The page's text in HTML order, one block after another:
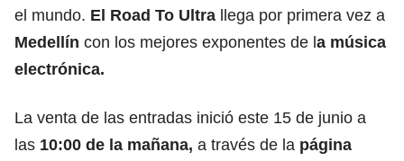
el mundo. El Road To Ultra llega por primera vez a
Medellín con los mejores exponentes de la música
electrónica.
La venta de las entradas inició este 15 de junio a
las 10:00 de la mañana, a través de la página